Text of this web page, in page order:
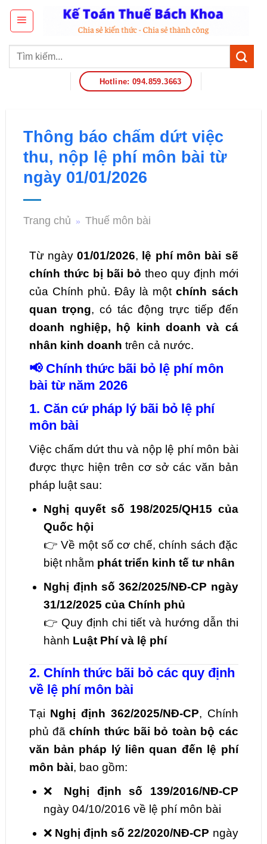
Hotline: 094.859.3663
Thông báo chấm dứt việc
thu, nộp lệ phí môn bài từ
ngày 01/01/2026
Trang chủ » Thuế môn bài
Từ ngày01/01/2026, lệ phí môn bài sẽ
chính thức bị bãi bỏ theo quy định mới
của Chính phủ. Đây là mộtchính sách
quan trọng, có tác động trực tiếp đến
doanh nghiệp, hộ kinh doanh và cá
nhân kinh doanh trên cả nước.
📢 Chính thức bãi bỏ lệ phí môn
bài từ năm 2026
1. Căn cứ pháp lý bãi bỏ lệ phí
môn bài
Việc chấm dứt thu và nộp lệ phí môn bài
được thực hiện trên cơ sở các văn bản
pháp luật sau:
Nghị quyết số 198/2025/QH15 của
Quốc hội
👉 Về một số cơ chế, chính sách đặc
biệt nhằm phát triển kinh tế tư nhân
Nghị định số 362/2025/NĐ-CP ngày
31/12/2025 của Chính phủ
👉 Quy định chi tiết và hướng dẫn thi
hành Luật Phí và lệ phí
2. Chính thức bãi bỏ các quy định
về lệ phí môn bài
Tại Nghị định 362/2025/NĐ-CP, Chính
phủ đãchính thức bãi bỏ toàn bộ các
văn bản pháp lý liên quan đến lệ phí
môn bài, bao gồm:
❌ Nghị định số 139/2016/NĐ-CP
ngày 04/10/2016 về lệ phí môn bài
❌ Nghị định số 22/2020/NĐ-CP ngày